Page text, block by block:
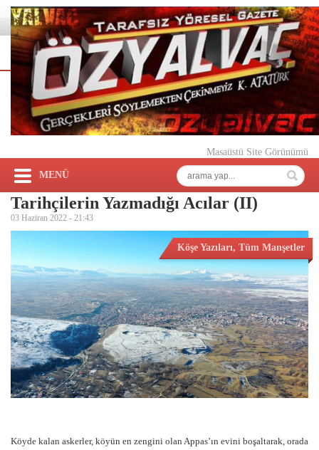
Masaüstü Site Görünümü
MENÜ
Tarihçilerin Yazmadığı Acılar (II)
03 Haziran 2022 - 21:43
Köşe Yazıları, Tüm Manşetler
Köyde kalan askerler, köyün en zengini olan Appas’ın evini boşaltarak, orada